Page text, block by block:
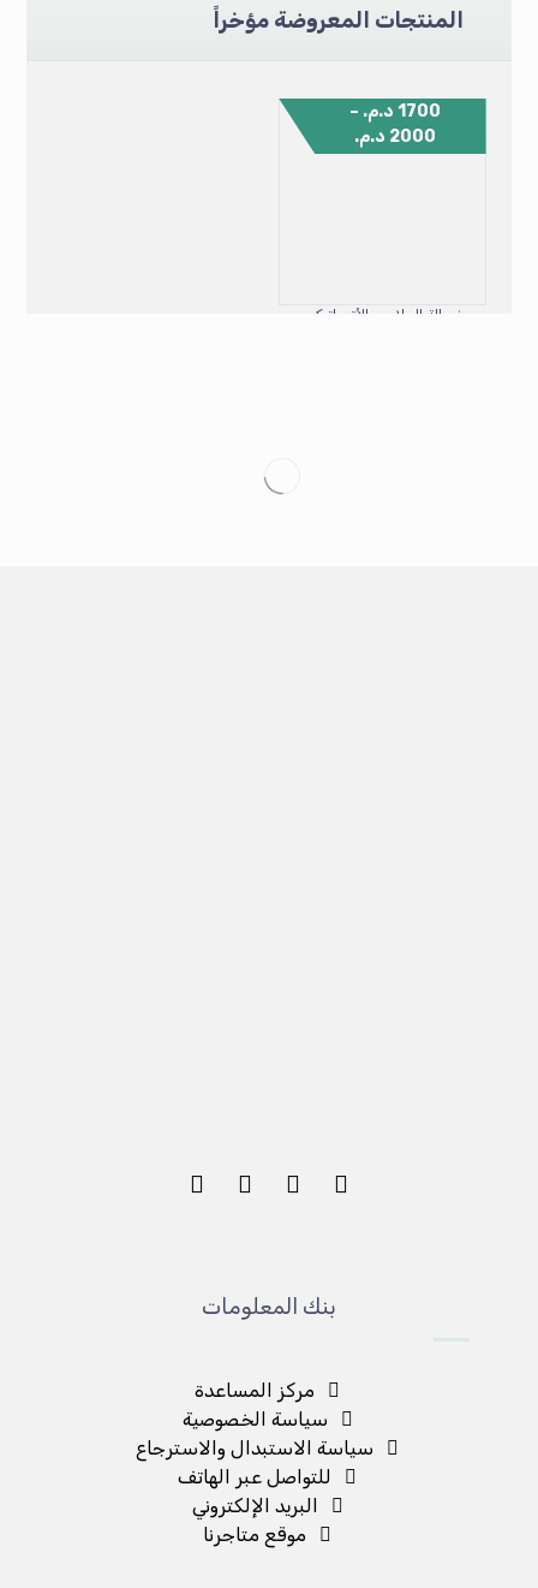
المنتجات المعروضة مؤخراً
1700 د.م. –
2000 د.م.
بنك المعلومات
مركز المساعدة
سياسة الخصوصية
سياسة الاستبدال والاسترجاع
للتواصل عبر الهاتف
البريد الإلكتروني
موقع متاجرنا